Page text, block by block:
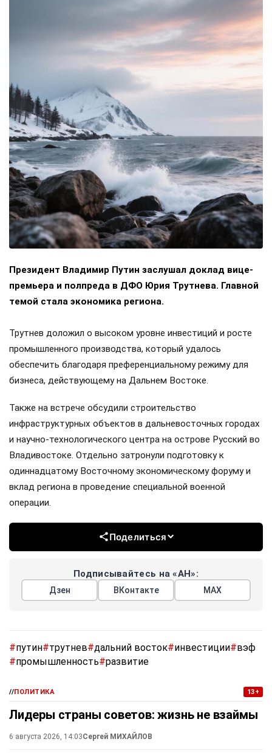
Президент Владимир Путин заслушал доклад вице-
премьера и полпреда в ДФО Юрия Трутнева. Главной
темой стала экономика региона.
Трутнев доложил о высоком уровне инвестиций и росте
промышленного производства, который удалось
обеспечить благодаря преференциальному режиму для
бизнеса, действующему на Дальнем Востоке.
Также на встрече обсудили строительство
инфраструктурных объектов в дальневосточных городах
и научно-технологического центра на острове Русский во
Владивостоке. Отдельно затронули подготовку к
одиннадцатому Восточному экономическому форуму и
вклад региона в проведение специальной военной
операции.
Поделиться
Подписывайтесь на «АН»:
Дзен ВКонтакте МАХ
#путин#трутнев#дальний восток#инвестиции#вэф
#промышленность#развитие
//ПОЛИТИКА 13+
Лидеры страны советов: жизнь не взаймы
6 августа 2026, 14:03Сергей МИХАЙЛОВ